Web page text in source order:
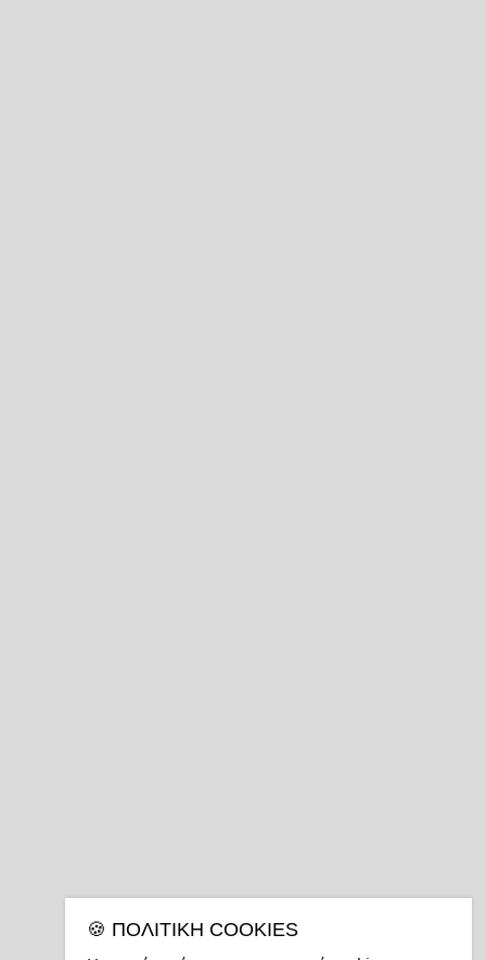
🍪 ΠΟΛΙΤΙΚΉ COOKIES